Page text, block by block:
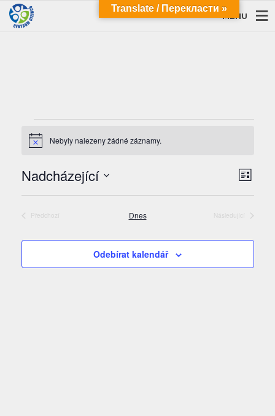
MENU
Akce
Notice Nebyly nalezeny žádné záznamy.
pro
Akce
Seznam
Nadcházející
Předchozí
Dnes
Následující
Odebírat kalendář
Translate / Перекласти »